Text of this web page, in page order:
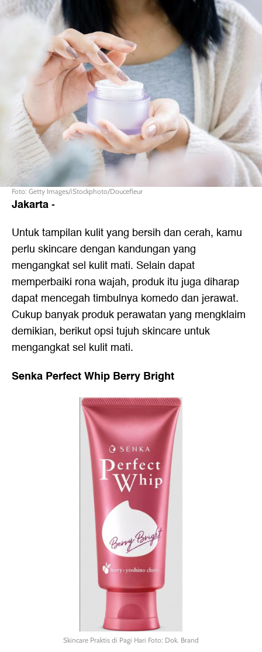
Foto: Getty Images/iStockphoto/Doucefleur
Jakarta-
Untuk tampilan kulit yang bersih dan cerah, kamu
perlu skincare dengan kandungan yang
mengangkat sel kulit mati. Selain dapat
memperbaiki rona wajah, produk itu juga diharap
dapat mencegah timbulnya komedo dan jerawat.
Cukup banyak produk perawatan yang mengklaim
demikian, berikut opsi tujuh skincare untuk
mengangkat sel kulit mati.
Senka Perfect Whip Berry Bright
Skincare Praktis di Pagi Hari Foto: Dok. Brand